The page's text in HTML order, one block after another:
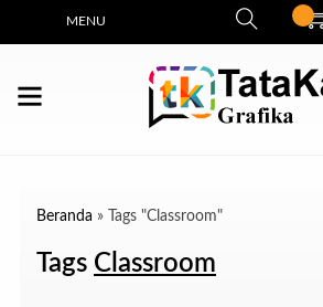
MENU
Beranda » Tags "Classroom"
Tags Classroom